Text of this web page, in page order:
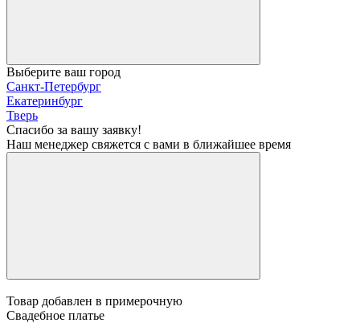
Выберите ваш город
Санкт-Петербург
Екатеринбург
Тверь
Спасибо за вашу заявку!
Наш менеджер свяжется с вами в ближайшее время
Товар добавлен в примерочную
Свадебное платье